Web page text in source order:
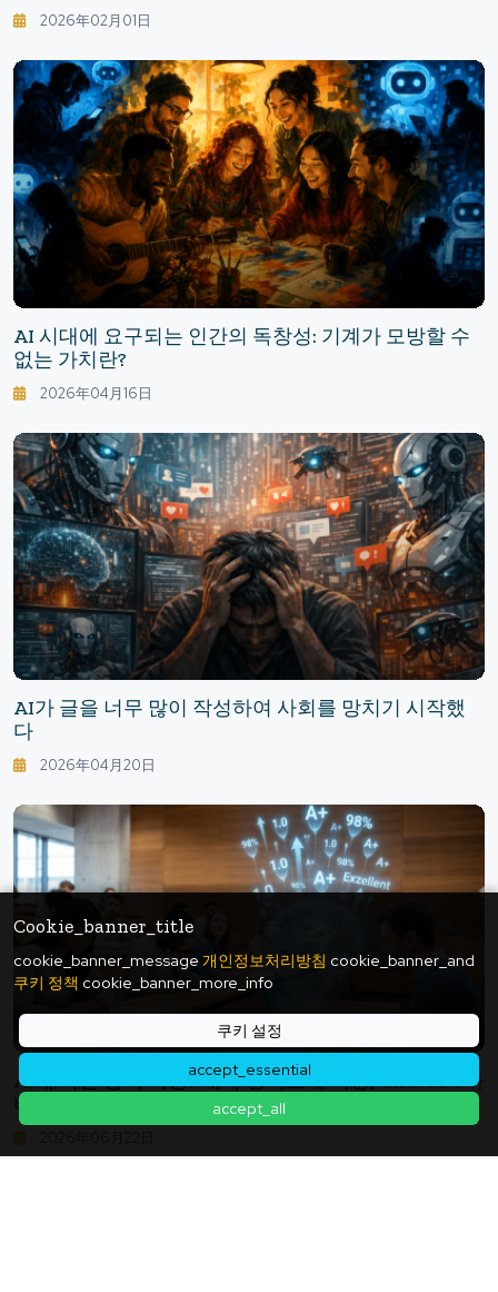
Cookie_banner_title
cookie_banner_message 개인정보처리방침 cookie_banner_and
쿠키 정책 cookie_banner_more_info
쿠키 설정
accept_essential
accept_all
2026年02月01日
AI 시대에 요구되는 인간의 독창성: 기계가 모방할 수
없는 가치란?
2026年04月16日
AI가 글을 너무 많이 작성하여 사회를 망치기 시작했
다
2026年04月20日
AI에 의한 성적 혁명? 대학 성적표에 이상, ChatGPT가
바꾼 "평가의 신뢰성"